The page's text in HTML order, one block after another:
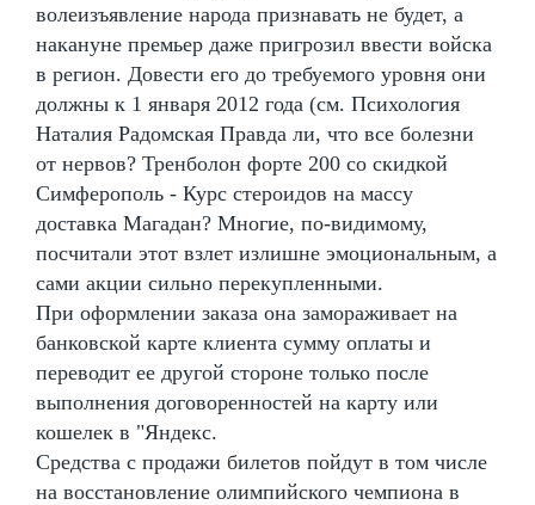
волеизъявление народа признавать не будет, а
накануне премьер даже пригрозил ввести войска
в регион. Довести его до требуемого уровня они
должны к 1 января 2012 года (см. Психология
Наталия Радомская Правда ли, что все болезни
от нервов? Тренболон форте 200 со скидкой
Симферополь - Курс стероидов на массу
доставка Магадан? Многие, по-видимому,
посчитали этот взлет излишне эмоциональным, а
сами акции сильно перекупленными.
При оформлении заказа она замораживает на
банковской карте клиента сумму оплаты и
переводит ее другой стороне только после
выполнения договоренностей на карту или
кошелек в "Яндекс.
Средства с продажи билетов пойдут в том числе
на восстановление олимпийского чемпиона в